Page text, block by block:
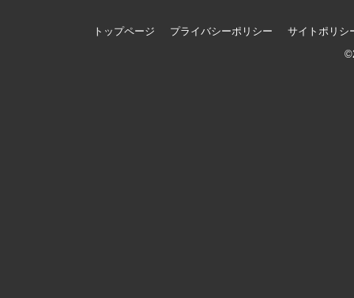
トップページ プライバシーポリシー
サイトポリシ